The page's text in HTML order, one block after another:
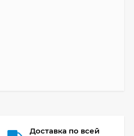
Доставка по всей